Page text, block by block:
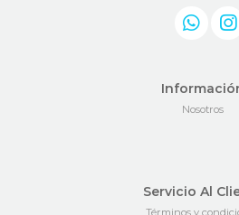
Nosotros
Servicio Al
Términos y